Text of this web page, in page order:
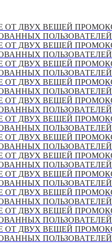
ОТ ДВУХ ВЕЩЕЙ
ПОЛЬЗОВАТЕЛЕЙ
ОТ ДВУХ ВЕЩЕЙ
ПОЛЬЗОВАТЕЛЕЙ
ОТ ДВУХ ВЕЩЕЙ
ПОЛЬЗОВАТЕЛЕЙ
ОТ ДВУХ ВЕЩЕЙ
ПОЛЬЗОВАТЕЛЕЙ
ОТ ДВУХ ВЕЩЕЙ
ПОЛЬЗОВАТЕЛЕЙ
ОТ ДВУХ ВЕЩЕЙ
ПОЛЬЗОВАТЕЛЕЙ
ОТ ДВУХ ВЕЩЕЙ
ПОЛЬЗОВАТЕЛЕЙ
ОТ ДВУХ ВЕЩЕЙ
ПОЛЬЗОВАТЕЛЕЙ
ОТ ДВУХ ВЕЩЕЙ
ПОЛЬЗОВАТЕЛЕЙ
ОТ ДВУХ ВЕЩЕЙ
ПОЛЬЗОВАТЕЛЕЙ
ОТ ДВУХ ВЕЩЕЙ
ПОЛЬЗОВАТЕЛЕЙ
ОТ ДВУХ ВЕЩЕЙ
ПОЛЬЗОВАТЕЛЕЙ